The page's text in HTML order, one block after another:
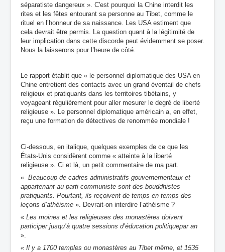
séparatiste dangereux ». C'est pourquoi la Chine interdit les
rites et les fêtes entourant sa personne au Tibet, comme le
rituel en l’honneur de sa naissance. Les USA estiment que
cela devrait être permis. La question quant à la légitimité de
leur implication dans cette discorde peut évidemment se poser.
Nous la laisserons pour l’heure de côté.
Le rapport établit que « le personnel diplomatique des USA en
Chine entretient des contacts avec un grand éventail de chefs
religieux et pratiquants dans les territoires tibétains, y
voyageant régulièrement pour aller mesurer le degré de liberté
religieuse ». Le personnel diplomatique américain a, en effet,
reçu une formation de détectives de renommée mondiale !
Ci-dessous, en italique, quelques exemples de ce que les
États-Unis considèrent comme « atteinte à la liberté
religieuse ». Ci et là, un petit commentaire de ma part.
« Beaucoup de cadres administratifs gouvernementaux et
appartenant au parti communiste sont des bouddhistes
pratiquants. Pourtant, ils reçoivent de temps en temps des
leçons d’athéisme ». Devrait-on interdire l’athéisme ?
« Les moines et les religieuses des monastères doivent
participer jusqu’à quatre sessions d’éducation politiquepar an
».
« Il y a 1700 temples ou monastères au Tibet même, et 1535